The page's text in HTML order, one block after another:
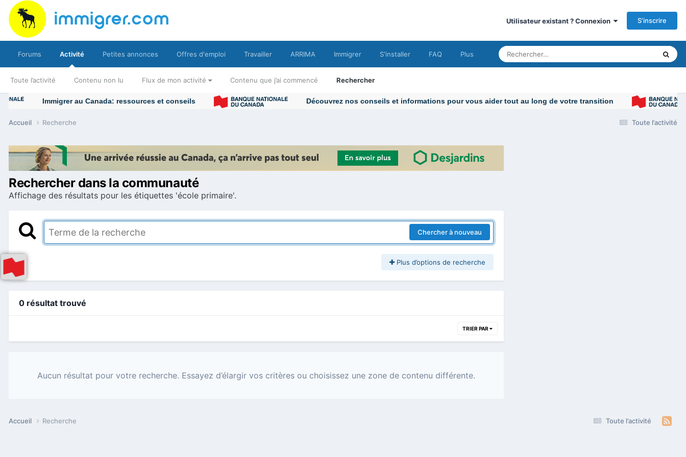
Utilisateur existant ? Connexion S’inscrire
Forums Activité
Toute l’activité Contenu non lu Flux de mon activité Contenu que j’ai commencé Rechercher
Petites annonces Offres d'emploi Travailler ARRIMA Immigrer S'installer FAQ Plus
Immigrer au Canada: ressources et conseils Découvrez nos conseils et informations pour vous aider tout au long de votre transition
Toute l’activité
Accueil Recherche
Rechercher dans la communauté
Affichage des résultats pour les étiquettes 'école primaire'.
Chercher à nouveau
Plus d’options de recherche
0 résultat trouvé
TRIER PAR
Aucun résultat pour votre recherche. Essayez d’élargir vos critères ou choisissez une zone de contenu différente.
Toute l’activité
Accueil Recherche